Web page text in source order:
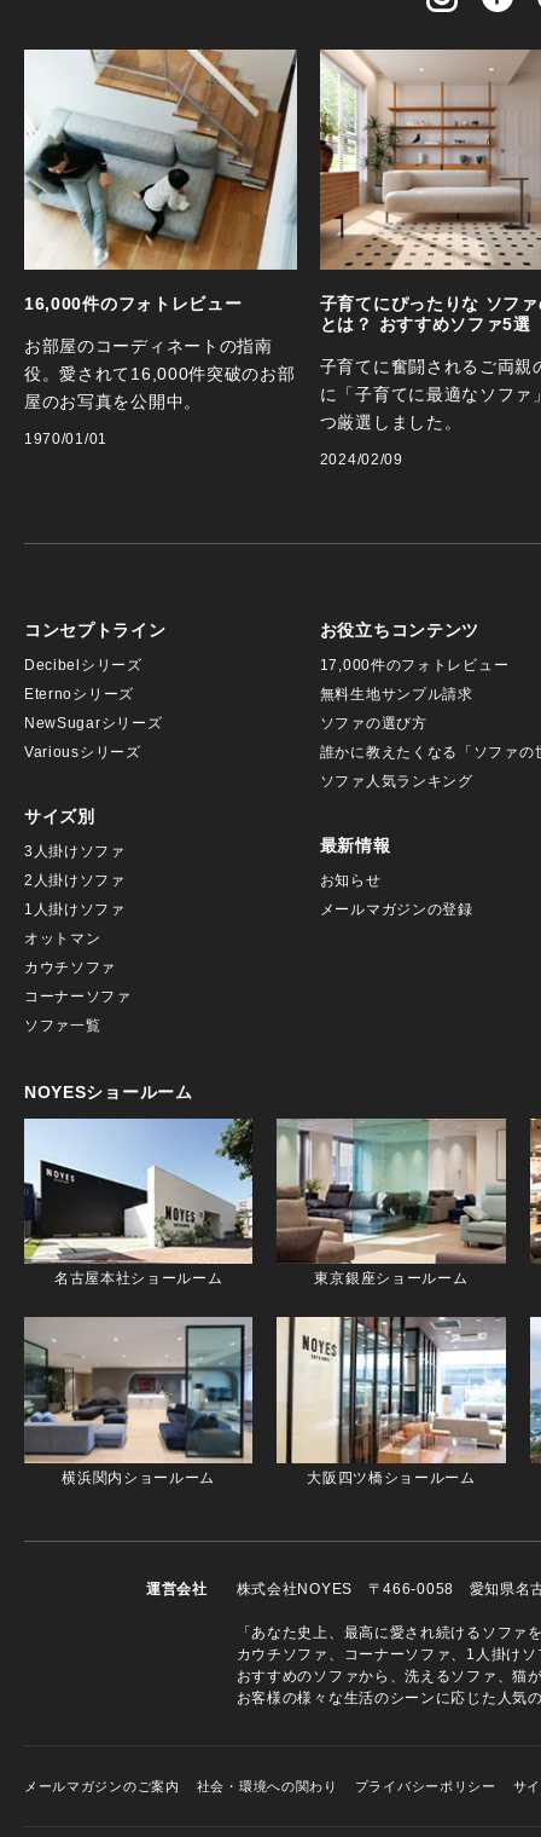
16,000件のフォトレビュー
お部屋のコーディネートの指南
役。愛されて16,000件突破のお部
屋のお写真を公開中。
1970/01/01
子育てにぴったりな ソフ
とは？ おすすめソファ5選
子育てに奮闘されるご両親
に「子育てに最適なソファ
つ厳選しました。
2024/02/09
コンセプトライン
Decibelシリーズ
Eternoシリーズ
NewSugarシリーズ
Variousシリーズ
サイズ別
3人掛けソファ
2人掛けソファ
1人掛けソファ
オットマン
カウチソファ
コーナーソファ
ソファ一覧
お役立ちコンテンツ
17,000件のフォトレビュー
無料生地サンプル請求
ソファの選び方
誰かに教えたくなる「ソファの
ソファ人気ランキング
最新情報
お知らせ
メールマガジンの登録
NOYESショールーム
名古屋本社ショールーム 東京銀座ショールーム
横浜関内ショールーム 大阪四ツ橋ショールーム
運営会社 株式会社NOYES 〒466-0058 愛知県名
「あなた史上、最高に愛され続けるソフ
カウチソファ、コーナーソファ、1人掛け
おすすめのソファから、洗えるソファ、猫
お客様の様々な生活のシーンに応じた人気
メールマガジンのご案内 社会・環境への関わり プライバシーポリシー サ